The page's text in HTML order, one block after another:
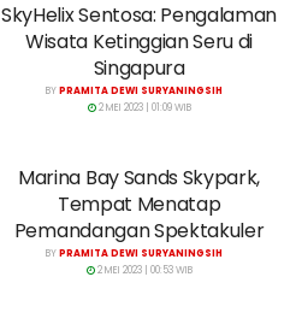
SkyHelix Sentosa: Pengalaman
Wisata Ketinggian Seru di
Singapura
BYPRAMITA DEWI SURYANINGSIH
2 MEI 2023 | 01:09 WIB
Marina Bay Sands Skypark,
Tempat Menatap
Pemandangan Spektakuler
BYPRAMITA DEWI SURYANINGSIH
2 MEI 2023 | 00:53 WIB